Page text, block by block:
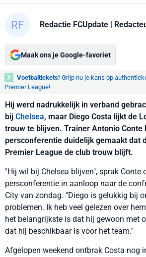
Redactie FCUpdate |
Maak ons je Google-favoriet
Voetbaltickets! Grijp nu je kans op
Premier League!
Hij werd nadrukkelijk in verband
bij Chelsea, maar Diego Costa lijkt de
trouw te blijven. Trainer Antonio Conte
persconferentie duidelijk gemaakt dat
Premier League de club trouw blijft.
"Hij wil bij Chelsea blijven", sprak Conte
persconferentie in aanloop naar de
City van zondag. "Diego is gelukkig bij
problemen. Ik heb veel gelezen over
het belangrijkste is dat hij gewoon met
dat hij beschikbaar is voor het team."
Afgelopen weekend ontbrak Costa nog